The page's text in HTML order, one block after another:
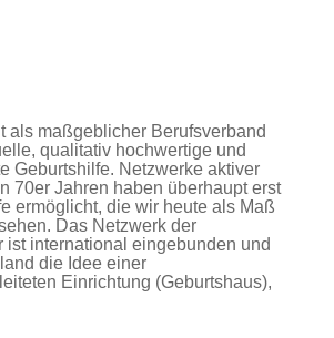
als maßgeblicher Berufsverband
qualitativ hochwertige und
Geburtshilfe. Netzwerke aktiver
70er Jahren haben überhaupt erst
ermöglicht, die wir heute als Maß
Das Netzwerk der
ist international eingebunden und
die Idee einer
Einrichtung (Geburtshaus),